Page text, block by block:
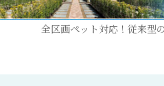
全区画ペット対応！従来型